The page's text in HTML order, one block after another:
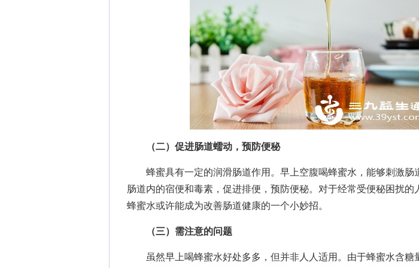
（二）促进肠道蠕动，预防便秘
蜂蜜具有一定的润滑肠道作用。早上空腹喝蜂蜜水，能够刺激肠
肠道内的宿便和毒素，促进排便，预防便秘。对于经常受便秘困扰的
蜂蜜水或许能成为改善肠道健康的一个小妙招。
（三）需注意的问题
虽然早上喝蜂蜜水好处多多，但并非人人适用。由于蜂蜜水含糖